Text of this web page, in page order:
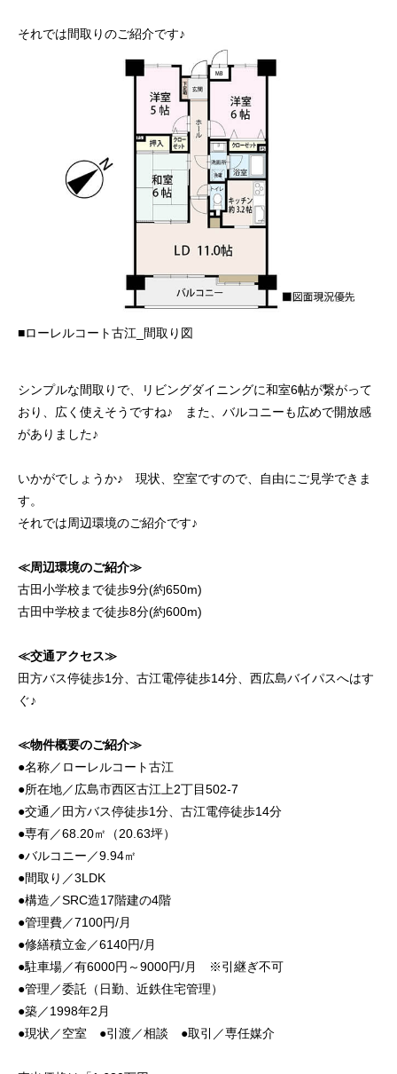
それでは間取りのご紹介です♪
■ローレルコート古江_間取り図
シンプルな間取りで、リビングダイニングに和室6帖が繋がって
おり、広く使えそうですね♪ また、バルコニーも広めで開放感
がありました♪
いかがでしょうか♪ 現状、空室ですので、自由にご見学できま
す。
それでは周辺環境のご紹介です♪
≪周辺環境のご紹介≫
古田小学校まで徒歩9分(約650m)
古田中学校まで徒歩8分(約600m)
≪交通アクセス≫
田方バス停徒歩1分、古江電停徒歩14分、西広島バイパスへはす
ぐ♪
≪物件概要のご紹介≫
●名称／ローレルコート古江
●所在地／広島市西区古江上2丁目502-7
●交通／田方バス停徒歩1分、古江電停徒歩14分
●専有／68.20㎡（20.63坪）
●バルコニー／9.94㎡
●間取り／3LDK
●構造／SRC造17階建の4階
●管理費／7100円/月
●修繕積立金／6140円/月
●駐車場／有6000円～9000円/月 ※引継ぎ不可
●管理／委託（日勤、近鉄住宅管理）
●築／1998年2月
●現状／空室 ●引渡／相談 ●取引／専任媒介